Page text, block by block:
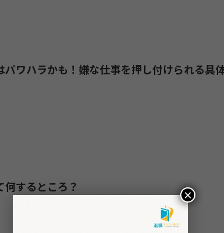
パワハラかも！嫌な仕事を押し付けられる具
するところ？
×